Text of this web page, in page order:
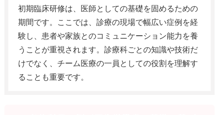
初期臨床研修は、医師としての基礎を固めるための
期間です。ここでは、診療の現場で幅広い症例を経
験し、患者や家族とのコミュニケーション能力を養
うことが重視されます。診療科ごとの知識や技術だ
けでなく、チーム医療の一員としての役割を理解す
ることも重要です。